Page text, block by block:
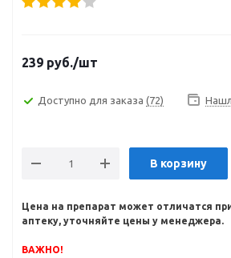
239 руб./шт
Доступно для заказа (72)
В корзину
Цена на препарат может отличатся
аптеку, уточняйте цены у менеджера.
ВАЖНО!